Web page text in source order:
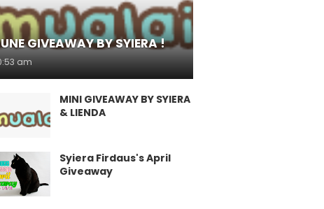
GIVEAWAY BY SYIERA !
am
MINI GIVEAWAY BY SYIERA
& LIENDA
Syiera Firdaus's April
Giveaway